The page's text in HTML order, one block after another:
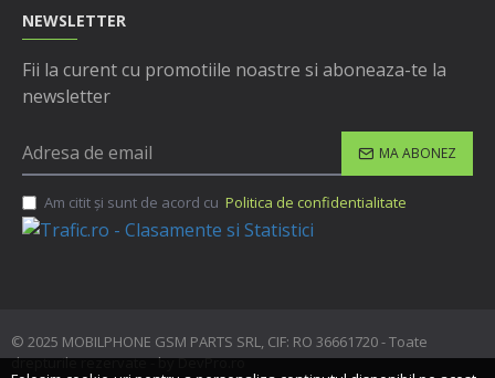
NEWSLETTER
Fii la curent cu promotiile noastre si aboneaza-te la
newsletter
MA ABONEZ
Am citit şi sunt de acord cu Politica de confidentialitate
© 2025 MOBILPHONE GSM PARTS SRL, CIF: RO 36661720 - Toate
drepturile rezervate - by DevPro.ro